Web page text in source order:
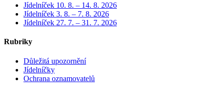
Jídelníček 10. 8. – 14. 8. 2026
Jídelníček 3. 8. – 7. 8. 2026
Jídelníček 27. 7. – 31. 7. 2026
Rubriky
Důležitá upozornění
Jídelníčky
Ochrana oznamovatelů